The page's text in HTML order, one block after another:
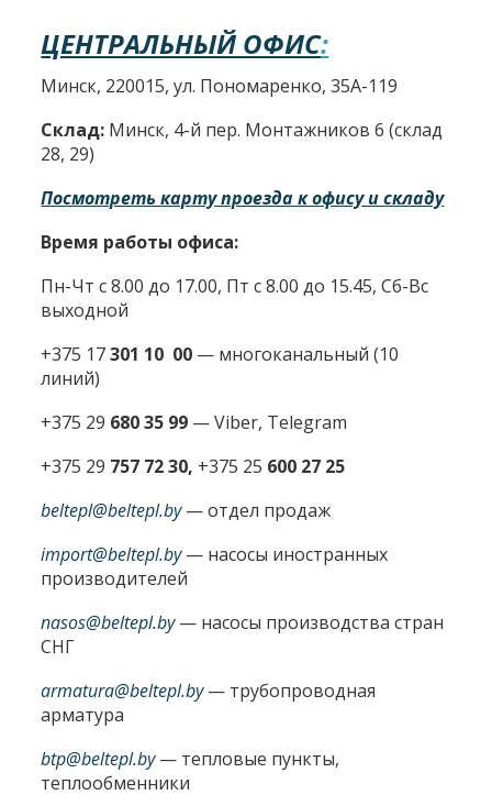
ЦЕНТРАЛЬНЫЙ ОФИС:
Минск, 220015, ул. Пономаренко, 35А-119
Склад: Минск, 4-й пер. Монтажников 6 (склад
28, 29)
Посмотреть карту проезда к офису и складу
Время работы офиса:
Пн-Чт с 8.00 до 17.00, Пт с 8.00 до 15.45, Сб-Вс
выходной
+375 17301 10 00 — многоканальный (10
линий)
+375 29 680 35 99 — Viber, Telegram
+375 29 757 72 30, +375 25 600 27 25
beltepl@beltepl.by— отдел продаж
import@beltepl.by— насосы иностранных
производителей
nasos@beltepl.by— насосы производства стран
СНГ
armatura@beltepl.by— трубопроводная
арматура
btp@beltepl.by— тепловые пункты,
теплообменники